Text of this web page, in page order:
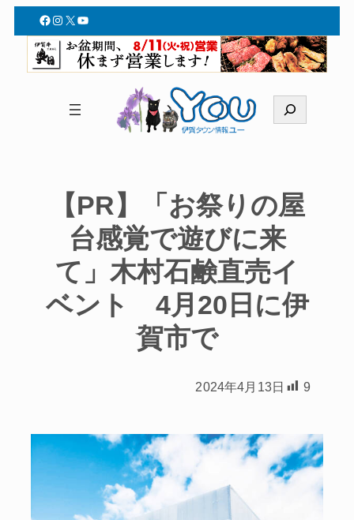
Facebook
Instagram
X YouTube
索
【PR】「お祭りの屋
台感覚で遊びに来
て」木村石鹸直売イ
ベント 4月20日に伊
賀市で
2024年4月13日 9